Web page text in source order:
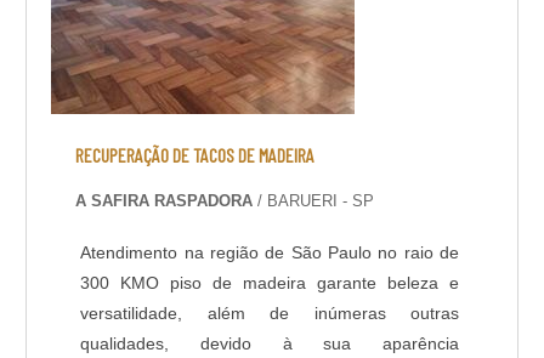
RECUPERAÇÃO DE TACOS DE MADEIRA
A SAFIRA RASPADORA/ BARUERI - SP
Atendimento na região de São Paulo no raio de
300 KMO piso de madeira garante beleza e
versatilidade, além de inúmeras outras
qualidades, devido à sua aparência